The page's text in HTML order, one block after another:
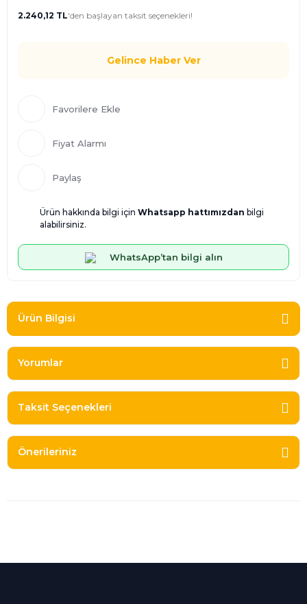
2.240,12 TL'den başlayan taksit seçenekleri!
Gelince Haber Ver
Fiyat Alarmı
Paylaş
Ürün hakkında bilgi için Whatsapp hattımızdan bilgi
alabilirsiniz.
WhatsApp’tan bilgi alın
Ürün Bilgisi
Yorumlar
Taksit Seçenekleri
Önerileriniz
Alışveriş